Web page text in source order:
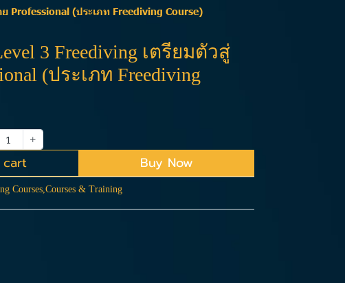
Professional (ประเภท Freediving Course)
3 Freediving เตรียมตัวสู่
(ประเภท Freediving
Buy Now
Courses,Courses & Training